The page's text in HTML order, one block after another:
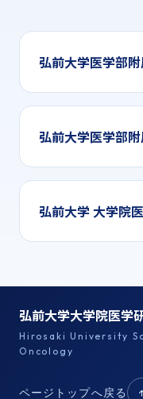
弘前大学医学部
弘前大学医学部
弘前大学 大学院
弘前大学大学院医学
Hirosaki University
Oncology
ページトップへ戻る